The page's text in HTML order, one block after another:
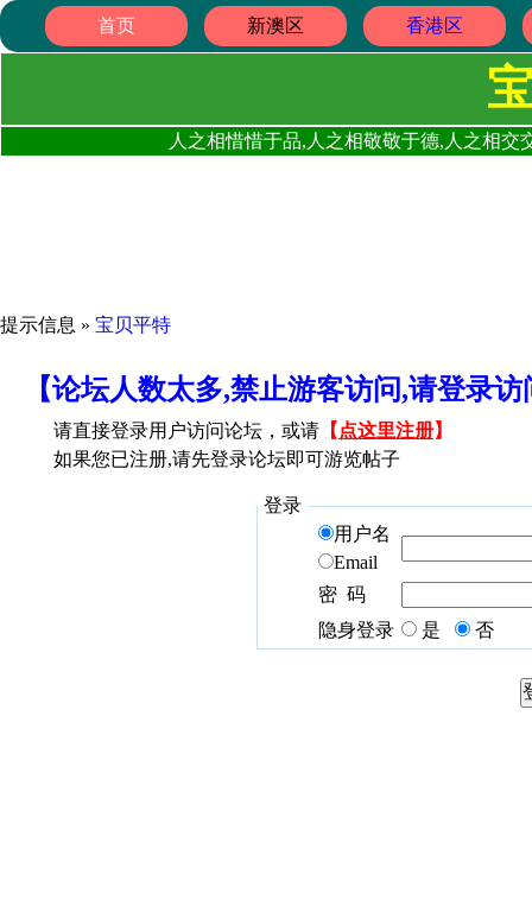
首页 新澳区 香港区
人之相惜惜于品,人之相敬敬于德,人之相
提示信息 » 宝贝平特
【论坛人数太多,禁止游客访问,请登录
请直接登录用户访问论坛，或请 【 点这里注册】
如果您已注册,请先登录论坛即可游览帖子
登录
用户名
Email
密 码
隐身登录
是 否